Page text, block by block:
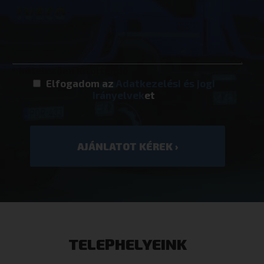
Elfogadom az
et
TELEPHELYEINK